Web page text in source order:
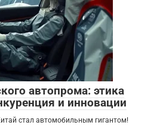
автопрома: этика
и инновации
стал автомобильным гигантом!